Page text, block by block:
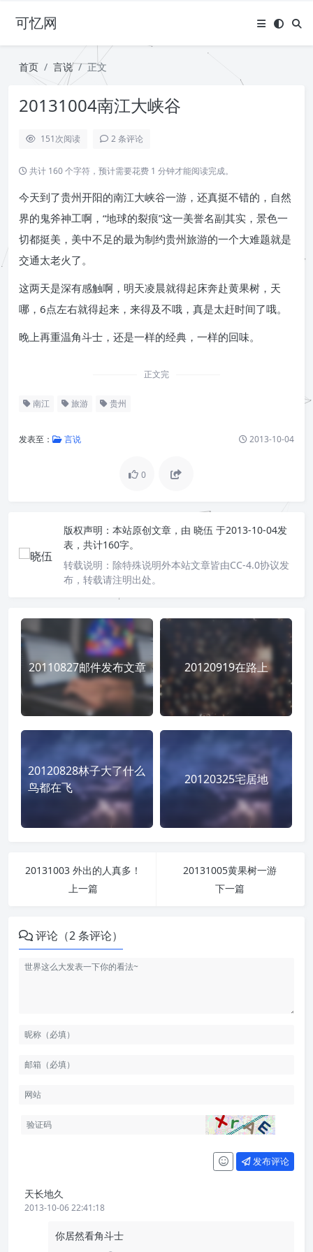
可忆网
首页 言说 正文
20131004南江大峡谷
151次阅读 2 条评论
共计 160 个字符，预计需要花费 1 分钟才能阅读完成。
今天到了贵州开阳的南江大峡谷一游，还真挺不错的，自然
界的鬼斧神工啊，“地球的裂痕”这一美誉名副其实，景色一
切都挺美，美中不足的最为制约贵州旅游的一个大难题就是
交通太老火了。
这两天是深有感触啊，明天凌晨就得起床奔赴黄果树，天
哪，6点左右就得起来，来得及不哦，真是太赶时间了哦。
晚上再重温角斗士，还是一样的经典，一样的回味。
正文完
南江 旅游 贵州
发表至： 言说 2013-10-04
0
版权声明： 本站原创文章，由 晓伍 于2013-10-04发
表，共计160字。
转载说明： 除特殊说明外本站文章皆由CC-4.0协议发
布，转载请注明出处。
20110827邮件发布文章 20120919在路上
20120828林子大了什么
鸟都在飞
20120325宅居地
20131003 外出的人真多！
上一篇
20131005黄果树一游
下一篇
评论（2 条评论）
发布评论
天长地久
2013-10-06 22:41:18
你居然看角斗士